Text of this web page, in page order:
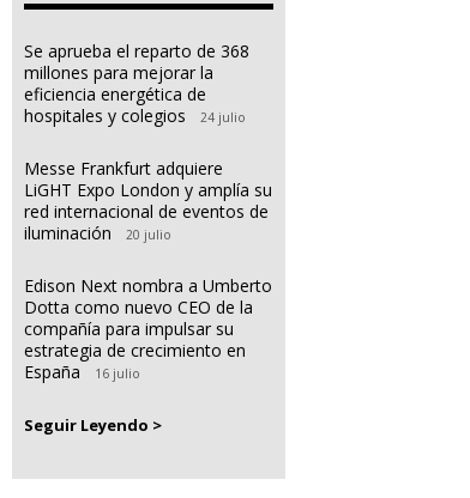
Se aprueba el reparto de 368
millones para mejorar la
eficiencia energética de
hospitales y colegios
24 julio
Messe Frankfurt adquiere
LiGHT Expo London y amplía su
red internacional de eventos de
iluminación
20 julio
Edison Next nombra a Umberto
Dotta como nuevo CEO de la
compañía para impulsar su
estrategia de crecimiento en
España
16 julio
Seguir Leyendo >